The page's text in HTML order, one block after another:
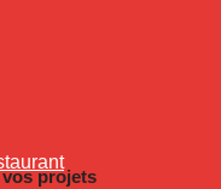
projets